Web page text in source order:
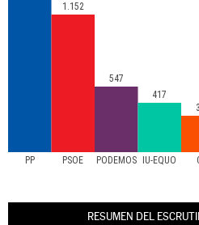
PP PSOE PODEMOS IU-EQUO
1.152
547
417
RESUMEN DEL